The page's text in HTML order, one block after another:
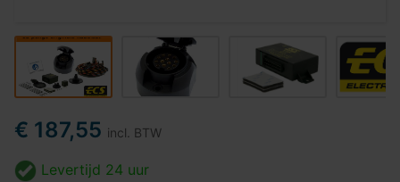
€ 187,55 incl. BTW
Levertijd 24 uur